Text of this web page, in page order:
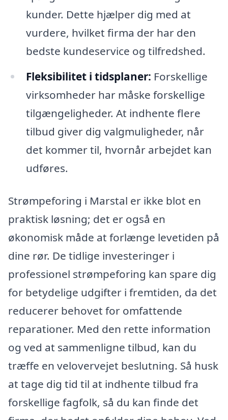
kunder. Dette hjælper dig med at
vurdere, hvilket firma der har den
bedste kundeservice og tilfredshed.
Fleksibilitet i tidsplaner: Forskellige
virksomheder har måske forskellige
tilgængeligheder. At indhente flere
tilbud giver dig valgmuligheder, når
det kommer til, hvornår arbejdet kan
udføres.
Strømpeforing i Marstal er ikke blot en
praktisk løsning; det er også en
økonomisk måde at forlænge levetiden på
dine rør. De tidlige investeringer i
professionel strømpeforing kan spare dig
for betydelige udgifter i fremtiden, da det
reducerer behovet for omfattende
reparationer. Med den rette information
og ved at sammenligne tilbud, kan du
træffe en velovervejet beslutning. Så husk
at tage dig tid til at indhente tilbud fra
forskellige fagfolk, så du kan finde det